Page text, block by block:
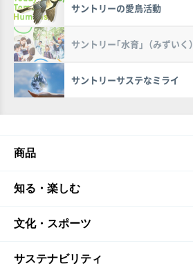
サントリーの愛鳥活動
サントリー｢水育｣（みずいく）
サントリーサステなミライ
商品
商品TOP
商品一覧
商品発売情報
知る・楽しむ
知る・楽しむTOP
キャンペーン
文化・スポーツ
文化・スポーツTOP
サステナビリティ